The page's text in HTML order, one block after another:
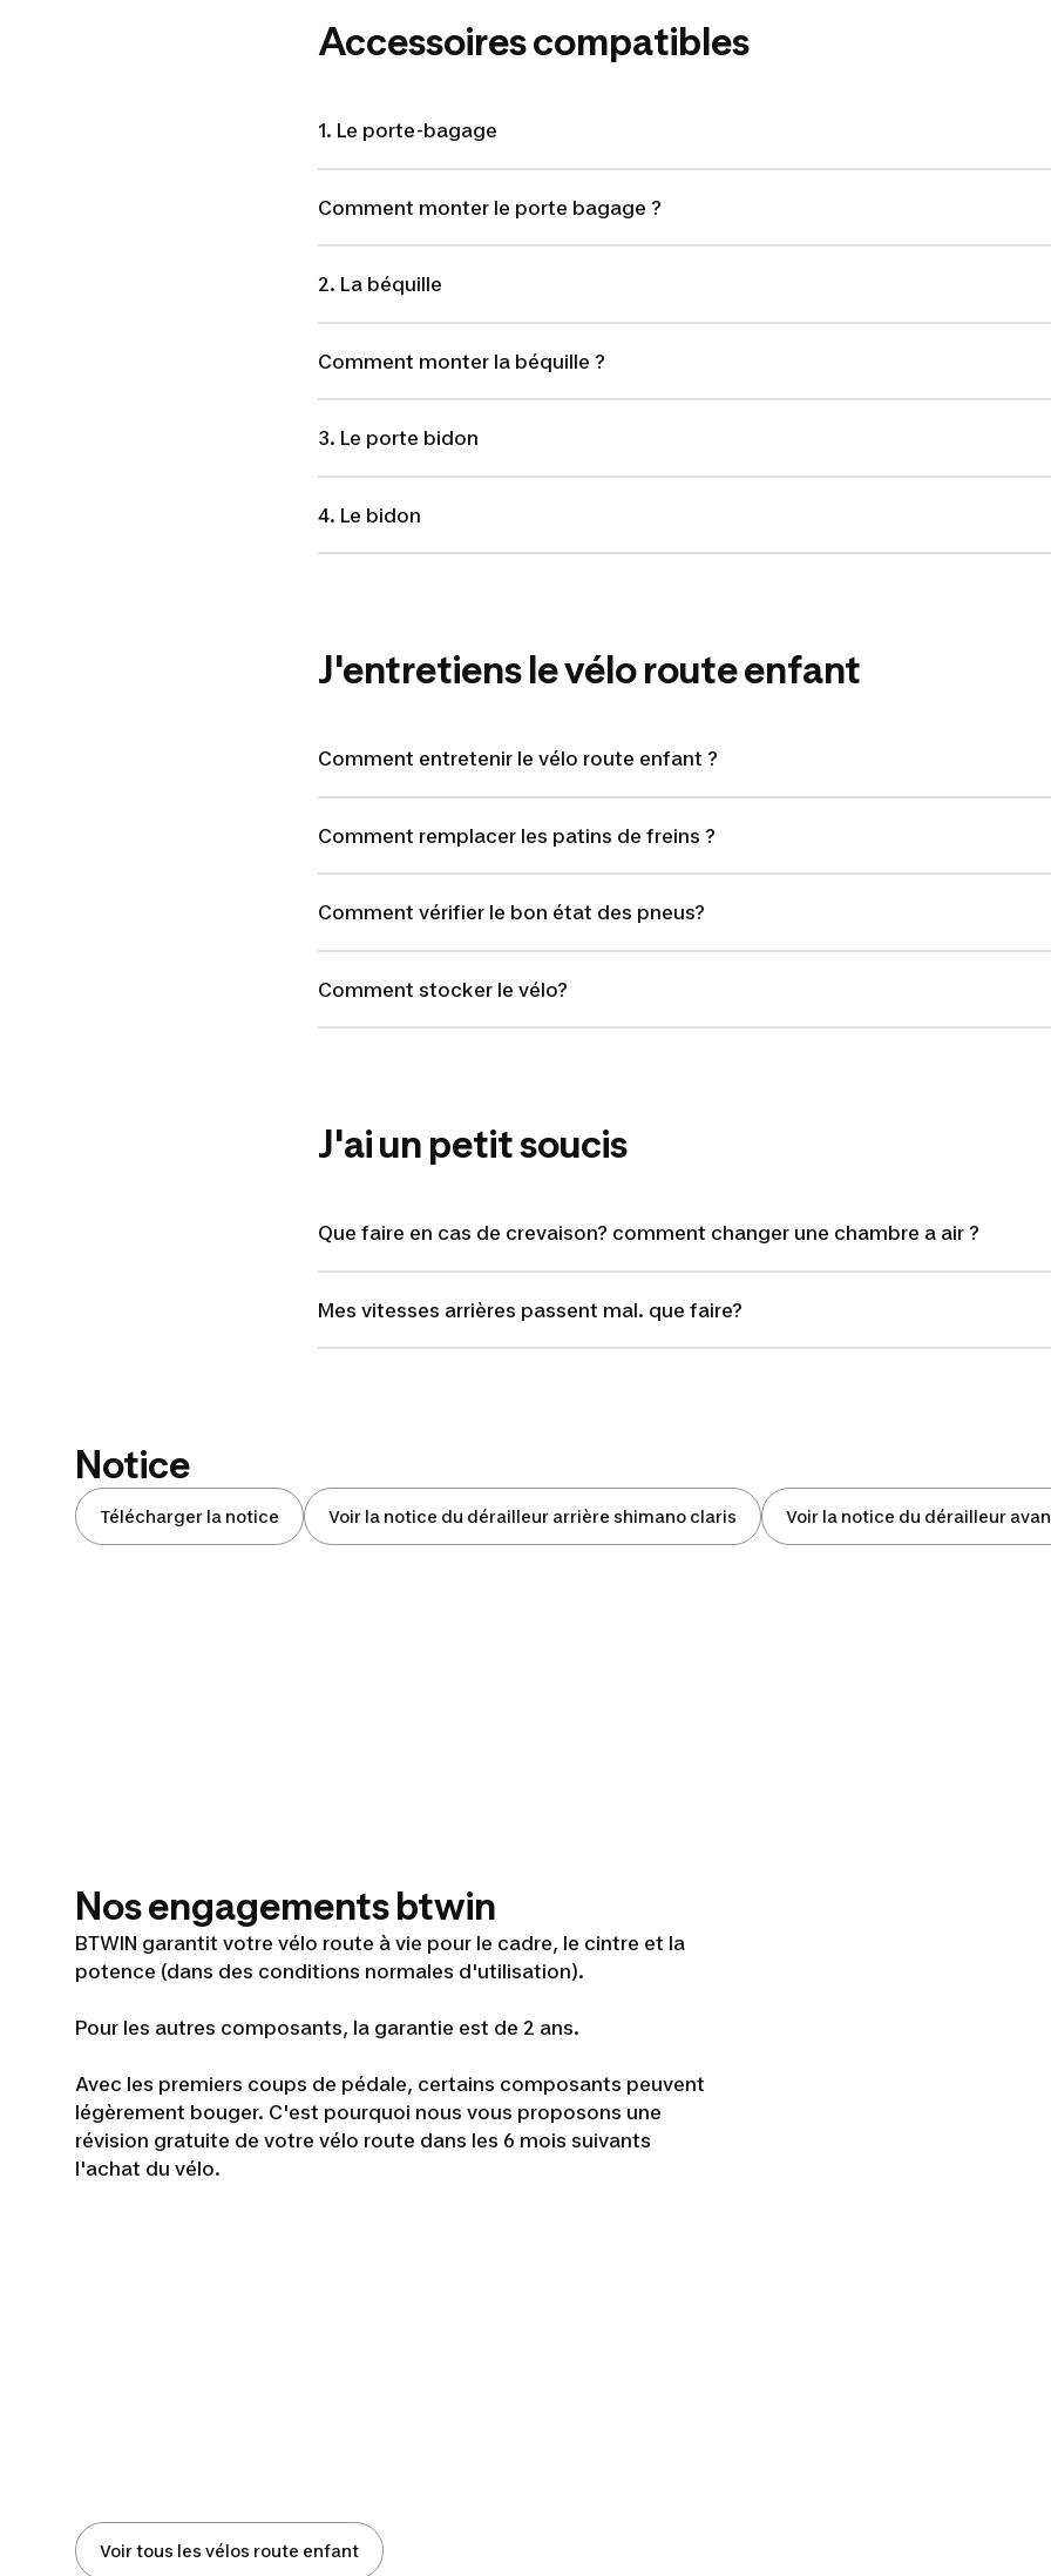
Accessoires compatibles
1. Le porte-bagage
Comment monter le porte bagage ?
2. La béquille
Comment monter la béquille ?
3. Le porte bidon
4. Le bidon
J'entretiens le vélo route enfant
Comment entretenir le vélo route enfant ?
Comment remplacer les patins de freins ?
Comment vérifier le bon état des pneus?
Comment stocker le vélo?
J'ai un petit soucis
Que faire en cas de crevaison? comment changer une chambre a air ?
Mes vitesses arrières passent mal. que faire?
Notice
Télécharger la notice Voir la notice du dérailleur arrière shimano claris Voir la notice du dérailleur
Nos engagements btwin
BTWIN garantit votre vélo route à vie pour le cadre, le cintre et la
potence (dans des conditions normales d'utilisation).
Pour les autres composants, la garantie est de 2 ans.
Avec les premiers coups de pédale, certains composants peuvent
légèrement bouger. C'est pourquoi nous vous proposons une
révision gratuite de votre vélo route dans les 6 mois suivants
l'achat du vélo.
Voir tous les vélos route enfant